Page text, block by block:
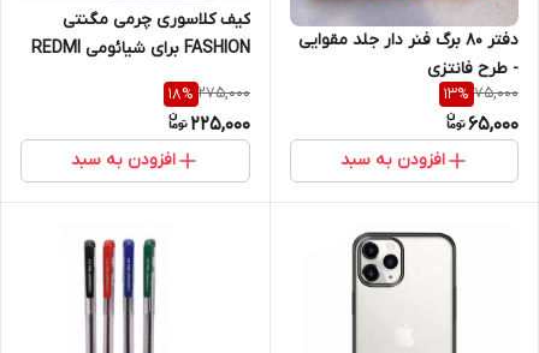
دفتر 80 برگ فنر دار جلد مقوایی
- طرح فانتزی
75,000
13%
65,000
افزودن به سبد
کیف کلاسوری چرمی مگنتی
FASHION برای شیائومی REDMI
NOTE 12 4G
275,000
18%
225,000
افزودن به سبد